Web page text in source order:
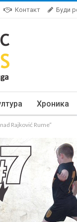
Контакт Буди
Хроника
Rajković Rume“